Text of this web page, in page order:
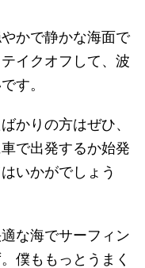
かで静かな海面で
イクオフして、波
す。
かりの方はぜひ、
で出発するか始発
いかがでしょう
な海でサーフィン
僕ももっとうまく